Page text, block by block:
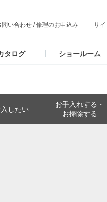
問い合わせ /修理のお申込み サ
タログ ショールーム
したい
お手入れする・
お掃除する